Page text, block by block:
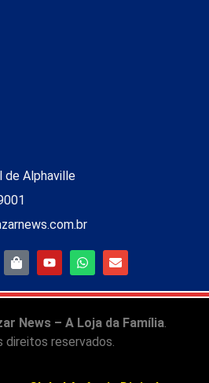
de Alphaville
News – A Loja da Família.
direitos reservados.